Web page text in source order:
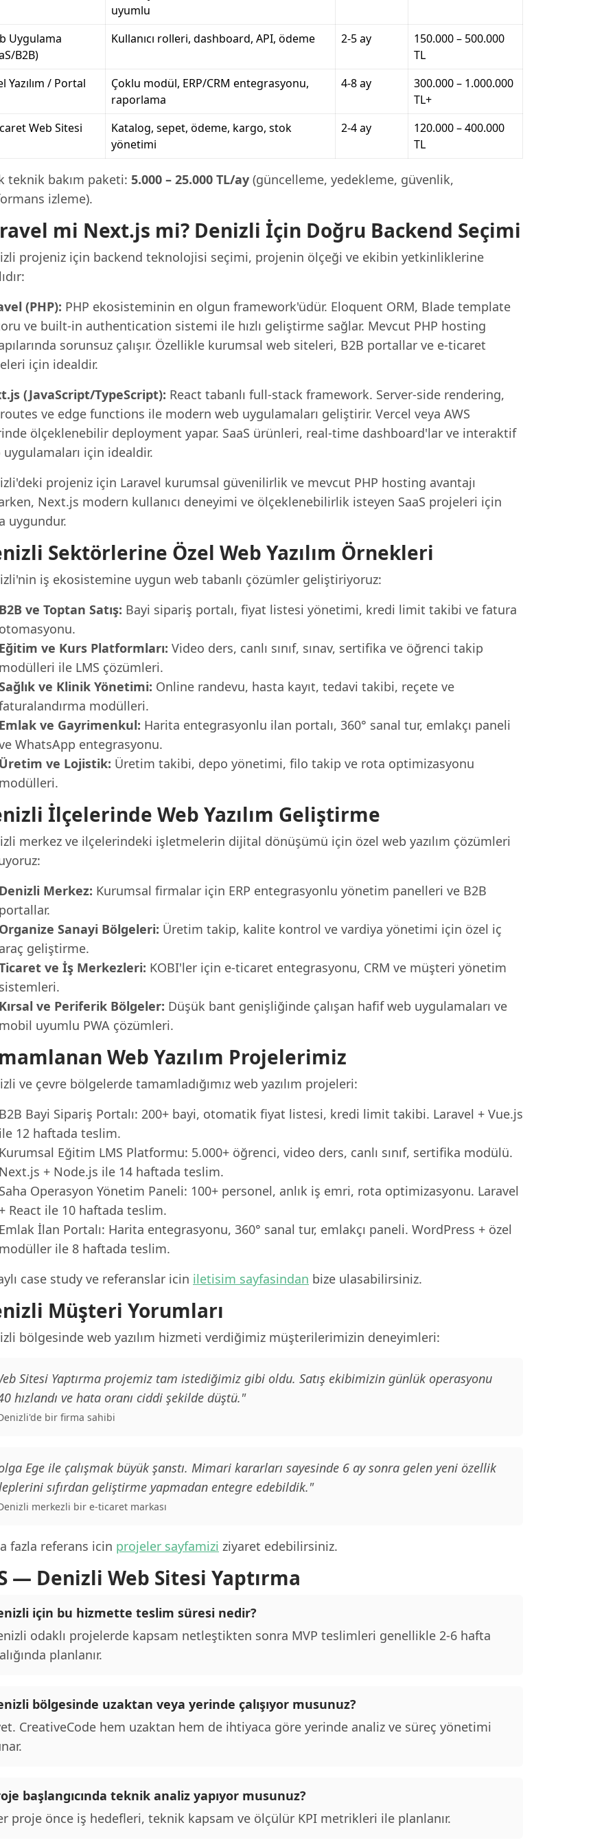
uyumlu
Uygulama
B2B)
Kullanıcı rolleri, dashboard, API, ödeme 2-5 ay
150.000 – 500.000
TL
Yazılım / Portal
Çoklu modül, ERP/CRM entegrasyonu,
raporlama
4-8 ay
300.000 – 1.000.000
TL+
Web Sitesi
Katalog, sepet, ödeme, kargo, stok
yönetimi
2-4 ay
120.000 – 400.000
TL
teknik bakım paketi: 5.000 – 25.000 TL/ay (güncelleme, yedekleme, güvenlik,
izleme).
mi Next.js mi? Denizli İçin Doğru Backend Seçimi
projeniz için backend teknolojisi seçimi, projenin ölçeği ve ekibin yetkinliklerine
(PHP): PHP ekosisteminin en olgun framework'üdür. Eloquent ORM, Blade template
ve built-in authentication sistemi ile hızlı geliştirme sağlar. Mevcut PHP hosting
sorunsuz çalışır. Özellikle kurumsal web siteleri, B2B portallar ve e-ticaret
için idealdir.
(JavaScript/TypeScript): React tabanlı full-stack framework. Server-side rendering,
ve edge functions ile modern web uygulamaları geliştirir. Vercel veya AWS
ölçeklenebilir deployment yapar. SaaS ürünleri, real-time dashboard'lar ve interaktif
uygulamaları için idealdir.
projeniz için Laravel kurumsal güvenilirlik ve mevcut PHP hosting avantajı
Next.js modern kullanıcı deneyimi ve ölçeklenebilirlik isteyen SaaS projeleri için
uygundur.
Sektörlerine Özel Web Yazılım Örnekleri
iş ekosistemine uygun web tabanlı çözümler geliştiriyoruz:
B2B ve Toptan Satış: Bayi sipariş portalı, fiyat listesi yönetimi, kredi limit takibi ve fatura
otomasyonu.
Eğitim ve Kurs Platformları: Video ders, canlı sınıf, sınav, sertifika ve öğrenci takip
modülleri ile LMS çözümleri.
ve Klinik Yönetimi: Online randevu, hasta kayıt, tedavi takibi, reçete ve
modülleri.
Emlak ve Gayrimenkul: Harita entegrasyonlu ilan portalı, 360° sanal tur, emlakçı paneli
WhatsApp entegrasyonu.
Üretim ve Lojistik: Üretim takibi, depo yönetimi, filo takip ve rota optimizasyonu
modülleri.
İlçelerinde Web Yazılım Geliştirme
merkez ve ilçelerindeki işletmelerin dijital dönüşümü için özel web yazılım çözümleri
Denizli Merkez: Kurumsal firmalar için ERP entegrasyonlu yönetim panelleri ve B2B
portallar.
Organize Sanayi Bölgeleri: Üretim takip, kalite kontrol ve vardiya yönetimi için özel iç
araç geliştirme.
ve İş Merkezleri: KOBI'ler için e-ticaret entegrasyonu, CRM ve müşteri yönetim
sistemleri.
Kırsal ve Periferik Bölgeler: Düşük bant genişliğinde çalışan hafif web uygulamaları ve
mobil uyumlu PWA çözümleri.
Web Yazılım Projelerimiz
ve çevre bölgelerde tamamladığımız web yazılım projeleri:
B2B Bayi Sipariş Portalı: 200+ bayi, otomatik fiyat listesi, kredi limit takibi. Laravel + Vue.js
ile 12 haftada teslim.
Kurumsal Eğitim LMS Platformu: 5.000+ öğrenci, video ders, canlı sınıf, sertifika modülü.
Next.js + Node.js ile 14 haftada teslim.
Saha Operasyon Yönetim Paneli: 100+ personel, anlık iş emri, rota optimizasyonu. Laravel
+ React ile 10 haftada teslim.
Emlak İlan Portalı: Harita entegrasyonu, 360° sanal tur, emlakçı paneli. WordPress + özel
modüller ile 8 haftada teslim.
case study ve referanslar icin iletisim sayfasindan bize ulasabilirsiniz.
Müşteri Yorumları
bölgesinde web yazılım hizmeti verdiğimiz müşterilerimizin deneyimleri:
Sitesi Yaptırma projemiz tam istediğimiz gibi oldu. Satış ekibimizin günlük operasyonu
hızlandı ve hata oranı ciddi şekilde düştü."
bir firma sahibi
Ege ile çalışmak büyük şanstı. Mimari kararları sayesinde 6 ay sonra gelen yeni özellik
sıfırdan geliştirme yapmadan entegre edebildik."
merkezli bir e-ticaret markası
fazla referans icin projeler sayfamizi ziyaret edebilirsiniz.
— Denizli Web Sitesi Yaptırma
için bu hizmette teslim süresi nedir?
odaklı projelerde kapsam netleştikten sonra MVP teslimleri genellikle 2-6 hafta
planlanır.
bölgesinde uzaktan veya yerinde çalışıyor musunuz?
CreativeCode hem uzaktan hem de ihtiyaca göre yerinde analiz ve süreç yönetimi
başlangıcında teknik analiz yapıyor musunuz?
proje önce iş hedefleri, teknik kapsam ve ölçülür KPI metrikleri ile planlanır.